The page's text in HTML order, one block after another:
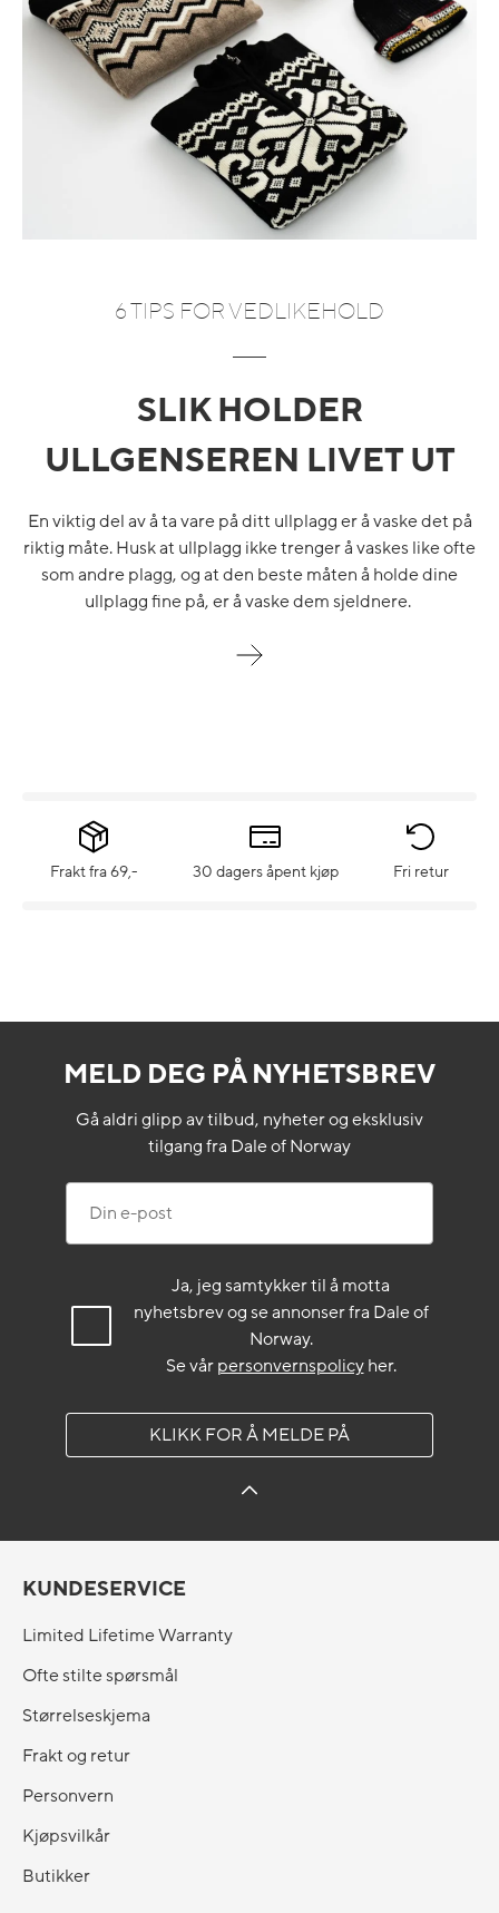
6 TIPS FOR VEDLIKEHOLD
SLIK HOLDER
ULLGENSEREN LIVET UT
En viktig del av å ta vare på ditt ullplagg er å vaske det på
riktig måte. Husk at ullplagg ikke trenger å vaskes like ofte
som andre plagg, og at den beste måten å holde dine
ullplagg fine på, er å vaske dem sjeldnere.
Frakt fra 69,- 30 dagers åpent kjøp Fri retur
MELD DEG PÅ NYHETSBREV
Gå aldri glipp av tilbud, nyheter og eksklusiv
tilgang fra Dale of Norway
Ja, jeg samtykker til å motta
nyhetsbrev og se annonser fra Dale of
Norway.
Se vårpersonvernspolicyher.
KLIKK FOR Å MELDE PÅ
KUNDESERVICE
Limited Lifetime Warranty
Ofte stilte spørsmål
Størrelseskjema
Frakt og retur
Personvern
Kjøpsvilkår
Butikker